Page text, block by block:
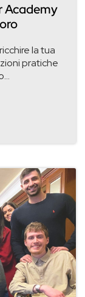
Academy
la tua
pratiche